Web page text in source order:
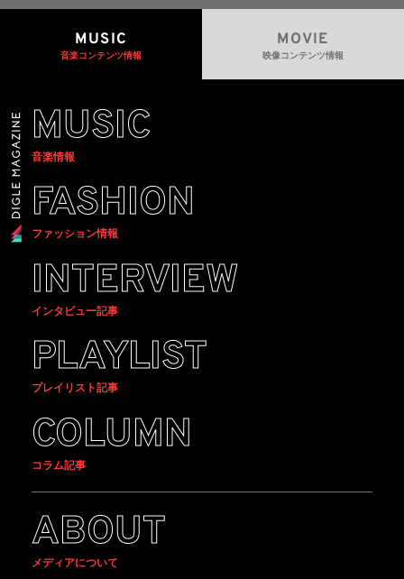
MUSIC
音楽コンテンツ情報
MOVIE
映像コンテンツ情報
MUSIC
音楽情報
FASHION
ファッション情報
INTERVIEW
インタビュー記事
PLAYLIST
プレイリスト記事
COLUMN
コラム記事
ABOUT
メディアについて